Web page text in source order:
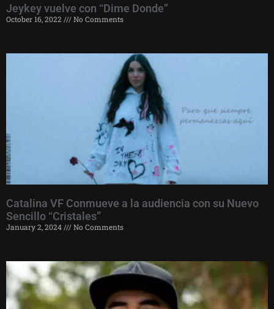
Jeykey vuelve con “Dime Donde”
October 16, 2022 No Comments
Catalina VF Conmueve a la audiencia con su Nuevo
Sencillo “Cristales”
January 2, 2024 No Comments